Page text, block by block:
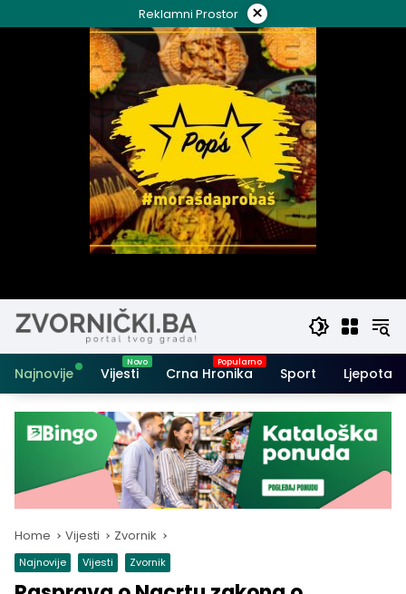
to
Reklamni Prostor ×
Najnovije Vijesti Crna Hronika Sport Ljepota i
Home Vijesti Zvornik
Najnovije Vijesti Zvornik